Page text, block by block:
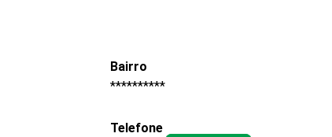
Bairro
**********
Telefone